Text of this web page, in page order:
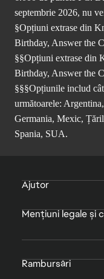
septembrie 2026, nu
§Opțiuni extrase din
Birthday, Answer the
§§Opțiuni extrase din
Birthday, Answer the
§§§Opțiunile includ
următoarele:
Germania, Mexic,
Spania, SUA.
Ajutor
Mențiuni legale și
Rambursări